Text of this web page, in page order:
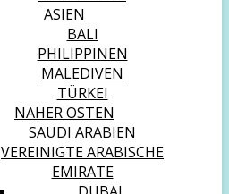
ASIEN
BALI
PHILIPPINEN
MALEDIVEN
TÜRKEI
NAHER OSTEN
SAUDI ARABIEN
VEREINIGTE ARABISCHE
EMIRATE